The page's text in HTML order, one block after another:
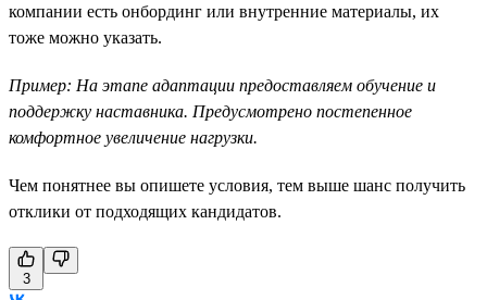
компании есть онбординг или внутренние материалы, их
тоже можно указать.
Пример: На этапе адаптации предоставляем обучение и
поддержку наставника. Предусмотрено постепенное
комфортное увеличение нагрузки.
Чем понятнее вы опишете условия, тем выше шанс получить
отклики от подходящих кандидатов.
3